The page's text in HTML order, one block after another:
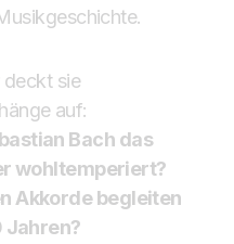
deckt sie
auf:
Bach das
wohltemperiert?
Akkorde begleiten
Jahren?